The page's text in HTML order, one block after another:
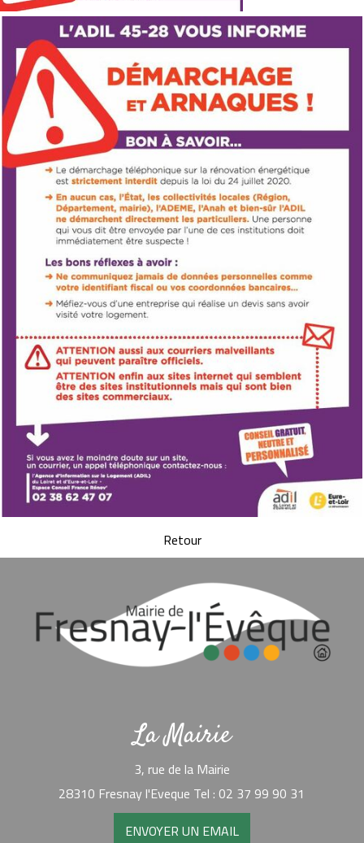
Retour
La Mairie
3, rue de la Mairie
28310 Fresnay l'Eveque Tel : 02 37 99 90 31
ENVOYER UN EMAIL